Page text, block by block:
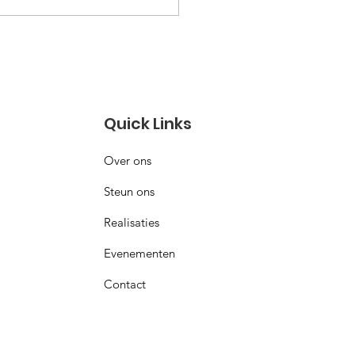
Quick Links
Over ons
Steun ons
Realisaties
Evenementen
Contact